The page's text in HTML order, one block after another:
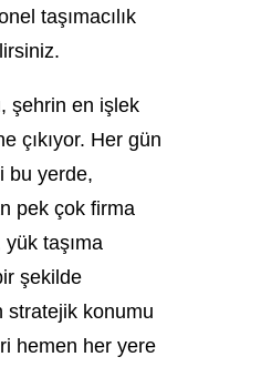
taşımacılık
, şehrin en işlek
çıkıyor. Her gün
bu yerde,
pek çok firma
taşıma
şekilde
stratejik konumu
hemen her yere